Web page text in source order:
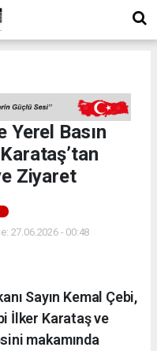
Yerel Basın
Ziyaret
27.06.2026 - 00:48
Sayın Kemal Çebi,
İlker Karataş ve
makamında